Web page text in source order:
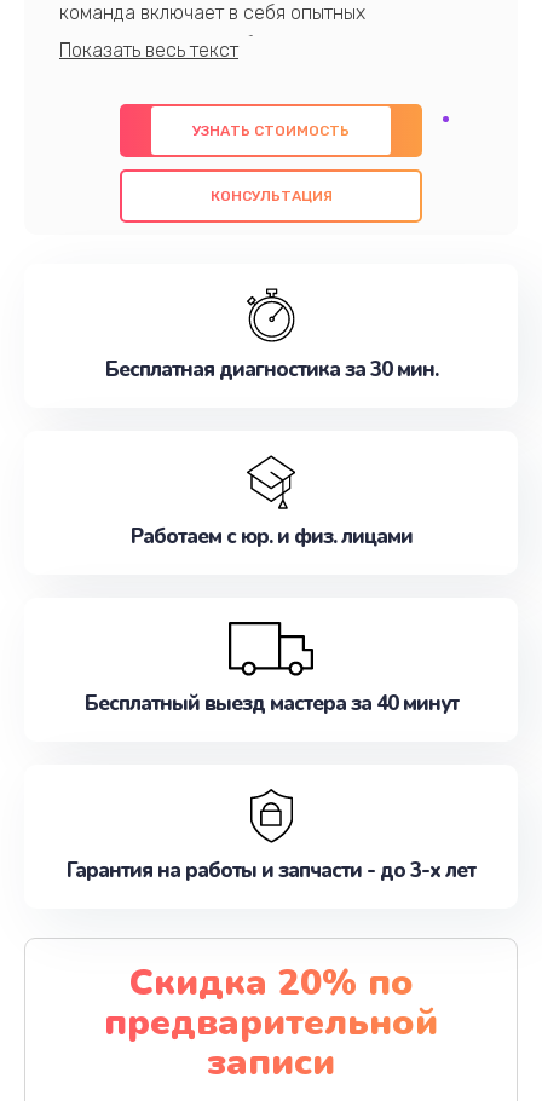
команда включает в себя опытных
профессионалов с обширными знаниями и
предлагаем быстрый и качественный ремонт с
использованием оригинальных компонентов, а
также гарантируем качество всех
проведенных работ. Наша цель - предоставить
наилучшим образом. Не медлите записаться на
УЗНАТЬ СТОИМОСТЬ
КОНСУЛЬТАЦИЯ
Бесплатная диагностика за 30 мин.
Работаем с юр. и физ. лицами
Бесплатный выезд мастера за 40 минут
Гарантия на работы и запчасти - до 3-х лет
Скидка 20% по
предварительной
записи